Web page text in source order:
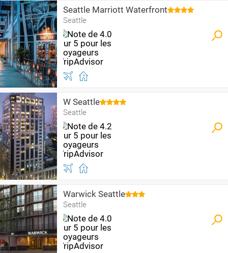
Seattle Marriott Waterfront
Seattle
W Seattle
Seattle
Warwick Seattle
Seattle